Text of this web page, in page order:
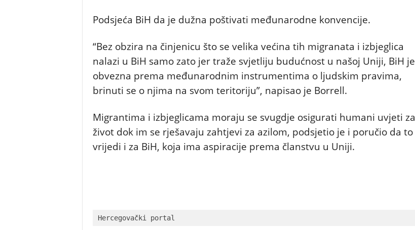
Podsjeća BiH da je dužna poštivati međunarodne konvencije.
“Bez obzira na činjenicu što se velika većina tih migranata i izbjeglica
nalazi u BiH samo zato jer traže svjetliju budućnost u našoj Uniji, BiH je
obvezna prema međunarodnim instrumentima o ljudskim pravima,
brinuti se o njima na svom teritoriju”, napisao je Borrell.
Migrantima i izbjeglicama moraju se svugdje osigurati humani uvjeti za
život dok im se rješavaju zahtjevi za azilom, podsjetio je i poručio da to
vrijedi i za BiH, koja ima aspiracije prema članstvu u Uniji.
Hercegovački portal